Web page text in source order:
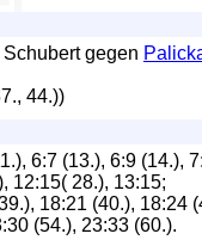
gegen
44.))
6:7 (13.), 6:9 (14.),
12:15( 28.), 13:15;
18:21 (40.), 18:24
(54.), 23:33 (60.).